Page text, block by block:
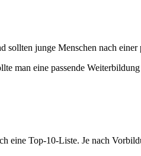
junge Menschen nach
man eine passende
Top-10-Liste. Je nach